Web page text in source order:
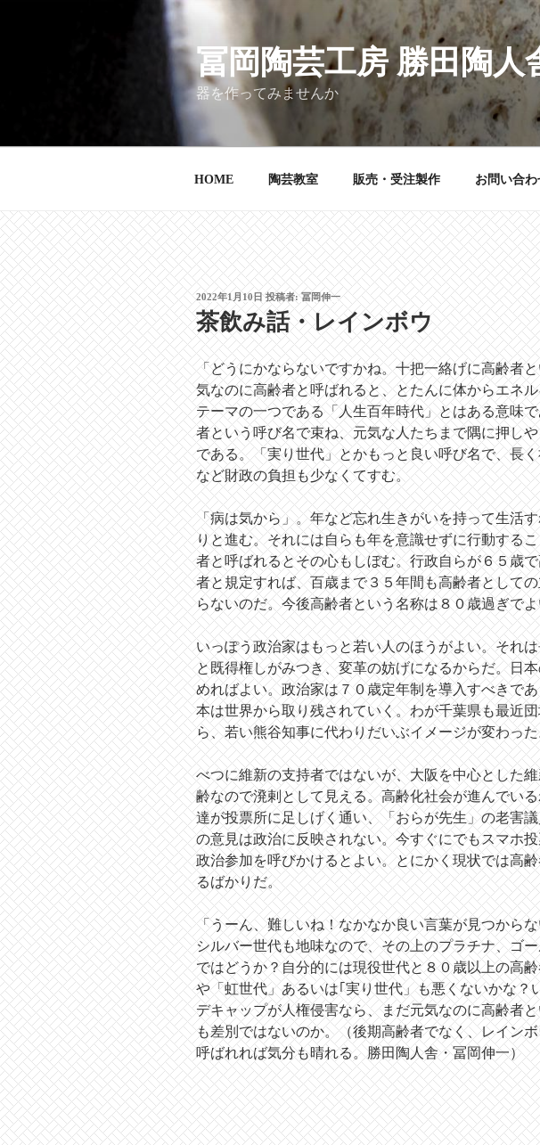
冨岡陶芸工房 勝田陶人
器を作ってみませんか
HOME 陶芸教室 販売・受注製作 お問い合わ
投
稿
日:
2022年1月10日投稿者:冨岡伸一
茶飲み話・レインボウ
「どうにかならないですかね。十把一絡げに高齢者
気なのに高齢者と呼ばれると、とたんに体からエネ
テーマの一つである「人生百年時代」とはある意味
者という呼び名で束ね、元気な人たちまで隅に押し
である。「実り世代」とかもっと良い呼び名で、長
など財政の負担も少なくてすむ。
「病は気から」。年など忘れ生きがいを持って生活
りと進む。それには自らも年を意識せずに行動する
者と呼ばれるとその心もしぼむ。行政自らが６５歳
者と規定すれば、百歳まで３５年間も高齢者として
らないのだ。今後高齢者という名称は８０歳過ぎで
いっぽう政治家はもっと若い人のほうがよい。それ
と既得権しがみつき、変革の妨げになるからだ。日
めればよい。政治家は７０歳定年制を導入すべきで
本は世界から取り残されていく。わが千葉県も最近
ら、若い熊谷知事に代わりだいぶイメージが変わっ
べつに維新の支持者ではないが、大阪を中心とした
齢なので溌剌として見える。高齢化社会が進んでい
達が投票所に足しげく通い、「おらが先生」の老害
の意見は政治に反映されない。今すぐにでもスマホ
政治参加を呼びかけるとよい。とにかく現状では高
るばかりだ。
「うーん、難しいね！なかなか良い言葉が見つから
シルバー世代も地味なので、その上のプラチナ、ゴ
ではどうか？自分的には現役世代と８０歳以上の高
や「虹世代」あるいは｢実り世代」も悪くないかな？
デキャップが人権侵害なら、まだ元気なのに高齢者
も差別ではないのか。（後期高齢者でなく、レイン
呼ばれれば気分も晴れる。勝田陶人舎・冨岡伸一）